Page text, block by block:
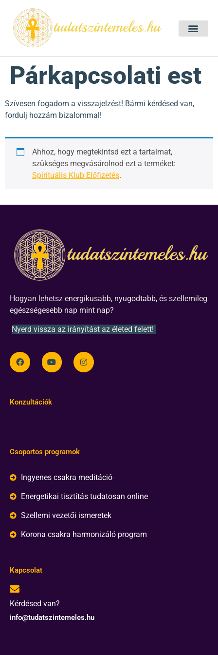
Párkapcsolati est
Szívesen fogadom a visszajelzést! Bármi kérdésed van,
fordulj hozzám bizalommal!
Ahhoz, hogy megtekintsd ezt a tartalmat,
szükséges megvásárolnod ezt a terméket:
Spirituális Klub Előfizetés.
Hogyan lehetsz energikusabb, nyugodtabb, és szellemileg
egészségesebb nap mint nap?
Nyerd vissza az irányítást az életed felett!
Konzultációk
Csoportos programok
Ingyenes csakra meditáció
Energetikai tisztítás tudatosan online
Szellemi vezetői ismeretek
Korona csakra harmonizáló program
Kapcsolat
Kérdésed van?
info@tudatszintemeles.hu